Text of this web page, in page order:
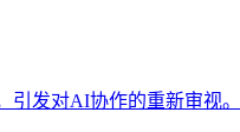
引发对AI协作的重新审视